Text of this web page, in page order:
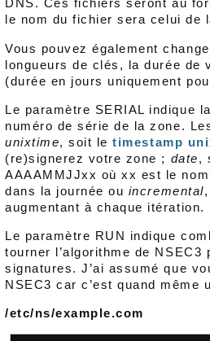
DNS. Ces fichiers seront au
le nom du fichier sera celui de
Vous pouvez également
longueurs de clés, la durée de
(durée en jours uniquement
Le paramètre SERIAL indique
numéro de série de la zone.
unixtime, soit letimestamp
(re)signerez votre zone ; date,
AAAAMMJJxx où xx est le
dans la journée ou incremental
augmentant à chaque itération.
Le paramètre RUN indique
tourner l’algorithme de NSEC3
signatures. J’ai assumé que
NSEC3 car c’est quand même
/etc/ns/example.com